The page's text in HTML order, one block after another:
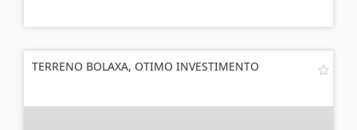
TERRENO BOLAXA, OTIMO INVESTIMENTO